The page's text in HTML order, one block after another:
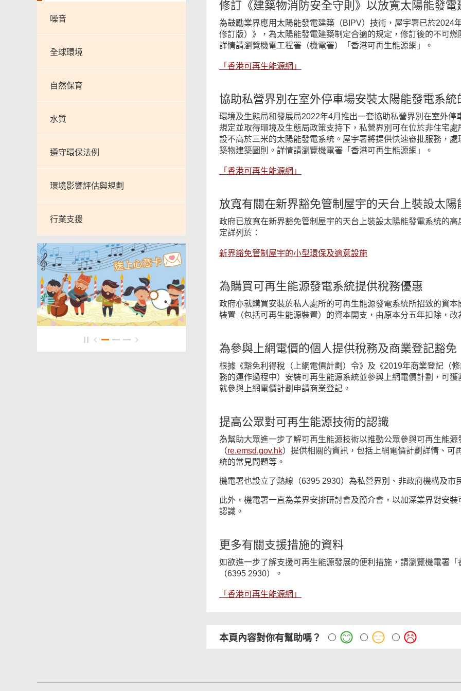
噪音
全球環境
自然保育
水質
遵守環保法例
環境影響評估與規劃
行業支援
修訂《建築物消防安全守則》以放寬太陽能發
為鼓勵業界應用太陽能發電建築（BIPV）技術，屋宇署已於2024
修訂版）》，為太陽能發電建築制定合適的規定，修訂後的不可
詳情請瀏覽機電工程署（機電署）「香港可再生能源網」。
「香港可再生能源網」
協助私營界別在室外停車場安裝太陽能發電系統
環境及生態局和發展局2022年4月推出一套協助私營界別在室外
規定並取得環境及生態局政策支持下，私營界別可在位於非住宅
設不高於三米的太陽能發電系統。屋宇署將提供快速審批服務，
築物建築圖則。詳情請瀏覽機電署「香港可再生能源網」。
「香港可再生能源網」
放寬有關在新界豁免管制屋宇的天台上裝設太
政府已放寬在新界豁免管制屋宇的天台上裝設太陽能發電系統的
定詳列於：
新界豁免管制屋宇的小型環保及適意設施
為購買可再生能源發電系統提供稅務優惠
政府亦就購買安裝於私人處所的可再生能源發電系統所招致的資
裝置（包括可再生能源裝置）的資本開支，由原本分五年扣除，改
為參與上網電價的個人提供稅務及商業登記豁免
根據《豁免利得稅（上網電價計劃）令》及《2019年商業登記（
務的運作過程中）安裝可再生能源系統並參與上網電價計劃，可
就參與上網電價計劃申請商業登記。
提高公眾對可再生能源技術的認識
為幫助大眾進一步了解可再生能源技術以推動公眾參與可再生能
（re.emsd.gov.hk）提供相關的資訊，包括上網電價計劃詳情、可
統的常見問題等。
機電署也設立了熱線（6395 2930）為私營界別、非政府機構及
此外，機電署一直為業界安排研討會及簡介會，以加深業界對安
認識。
更多有關支援措施的資料
如欲進一步了解支援可再生能源發展的便利措施，請瀏覽機電署
（6395 2930）。
「香港可再生能源網」
本頁內容對你有幫助嗎？